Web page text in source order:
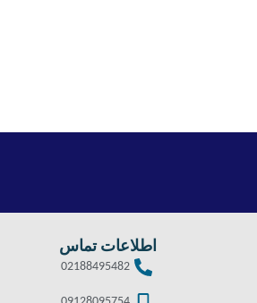
اطلاعات تماس
02188495482